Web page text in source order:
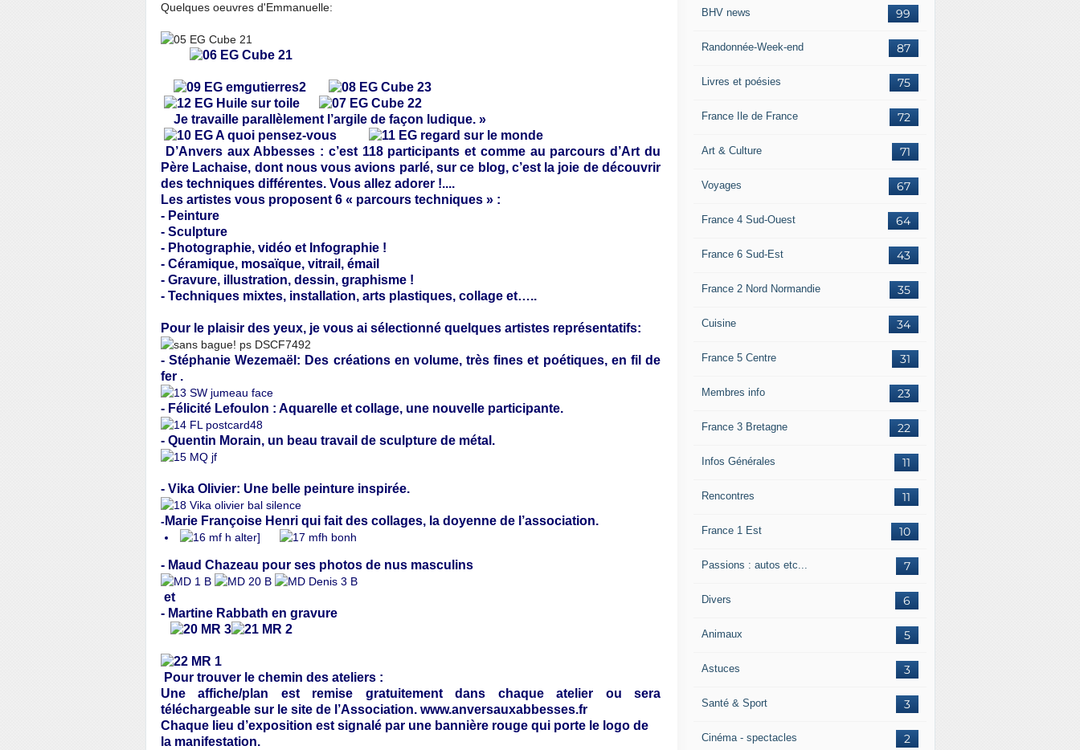
Quelques oeuvres d'Emmanuelle:
Je travaille parallèlement l’argile de façon ludique. »
D’Anvers aux Abbesses : c’est 118 participants et comme au parcours d’Art du
Père Lachaise, dont nous vous avions parlé, sur ce blog, c’est la joie de découvrir
des techniques différentes. Vous allez adorer !....
Les artistes vous proposent 6 « parcours techniques » :
- Peinture
- Sculpture
- Photographie, vidéo et Infographie !
- Céramique, mosaïque, vitrail, émail
- Gravure, illustration, dessin, graphisme !
- Techniques mixtes, installation, arts plastiques, collage et…..
Pour le plaisir des yeux, je vous ai sélectionné quelques artistes représentatifs:
- Stéphanie Wezemaël: Des créations en volume, très fines et poétiques, en fil de
fer .
- Félicité Lefoulon : Aquarelle et collage, une nouvelle participante.
- Quentin Morain, un beau travail de sculpture de métal.
- Vika Olivier: Une belle peinture inspirée.
-Marie Françoise Henri qui fait des collages, la doyenne de l’association.
- Maud Chazeau pour ses photos de nus masculins
et
- Martine Rabbath en gravure
Pour trouver le chemin des ateliers :
Uneaffiche/plan est remise gratuitement dans chaque atelier ou sera
téléchargeable sur le site de l’Association. www.anversauxabbesses.fr
Chaque lieu d’exposition est signalé par une bannière rouge qui porte le logo de
la manifestation.
99
BHV news
87
Randonnée-Week-end
75
Livres et poésies
72
France Ile de France
71
Art & Culture
67
Voyages
64
France 4 Sud-Ouest
43
France 6 Sud-Est
35
France 2 Nord Normandie
34
Cuisine
31
France 5 Centre
23
Membres info
22
France 3 Bretagne
11
Infos Générales
11
Rencontres
10
France 1 Est
7
Passions : autos etc...
6
Divers
5
Animaux
3
Astuces
3
Santé & Sport
2
Cinéma - spectacles